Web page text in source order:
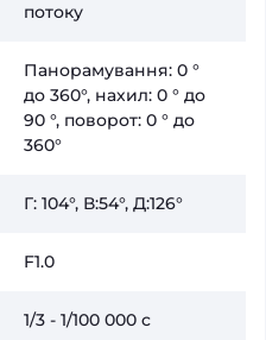
потоку
Панорамування: 0 °
до 360°, нахил: 0 ° до
90 °, поворот: 0 ° до
360°
Г: 104°, В:54°, Д:126°
F1.0
1/3 - 1/100 000 c